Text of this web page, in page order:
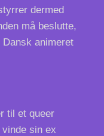
dermed
må beslutte,
animeret
til et queer
sin ex